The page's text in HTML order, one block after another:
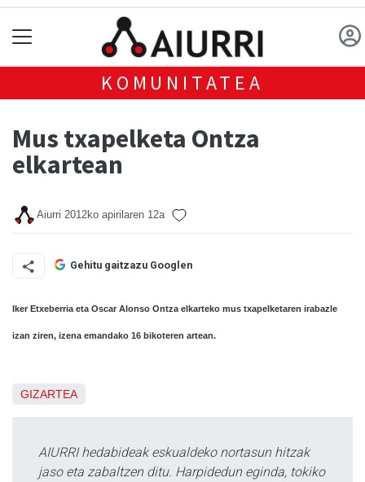
KOMUNITATEA
Mus txapelketa Ontza
elkartean
Aiurri 2012ko apirilaren 12a
Gehitu gaitzazu Googlen
Iker Etxeberria eta Oscar Alonso Ontza elkarteko mus txapelketaren irabazle
izan ziren, izena emandako 16 bikoteren artean.
GIZARTEA
AIURRI hedabideak eskualdeko nortasun hitzak
jaso eta zabaltzen ditu. Harpidedun eginda, tokiko